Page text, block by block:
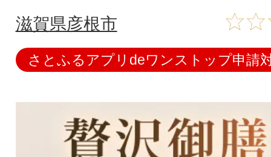
滋賀県彦根市
さとふるアプリdeワンストップ申請